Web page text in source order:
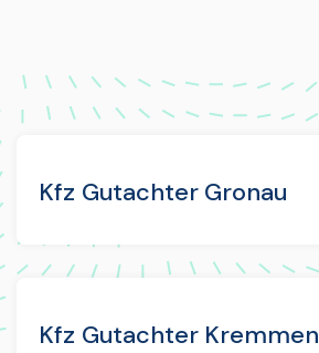
Kfz Gutachter Gronau
Kfz Gutachter Kremmen